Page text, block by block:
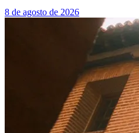
8 de agosto de 2026